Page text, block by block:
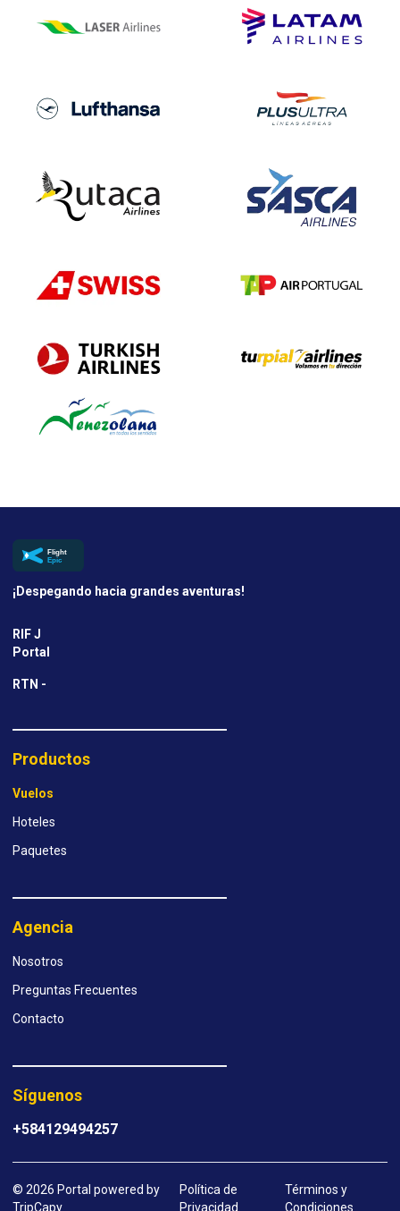
¡Despegando hacia grandes aventuras!
RIF J
Portal
RTN -
Productos
Vuelos
Hoteles
Paquetes
Agencia
Nosotros
Preguntas Frecuentes
Contacto
Síguenos
+584129494257
© 2026 Portal powered by
TripCapy
Política de
Privacidad
Términos y
Condiciones